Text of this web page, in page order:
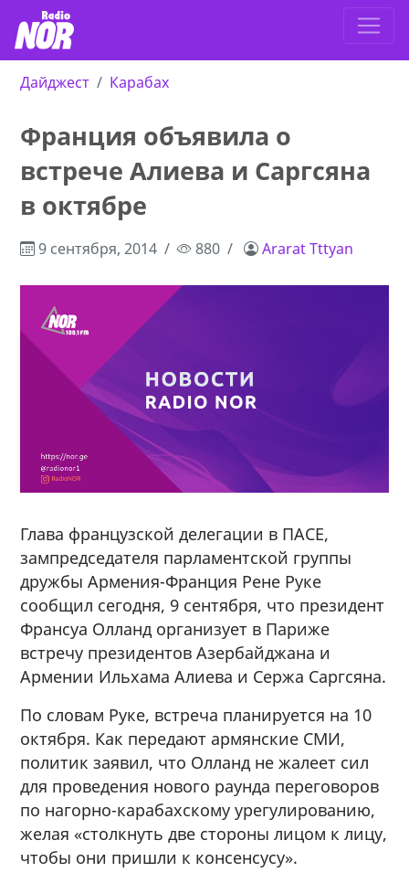
Дайджест Карабах
Франция объявила о
встрече Алиева и Саргсяна
в октябре
9 сентября, 2014 880 Ararat Tttyan
Глава французской делегации в ПАСЕ,
зампредседателя парламентской группы
дружбы Армения-Франция Рене Руке
сообщил сегодня, 9 сентября, что президент
Франсуа Олланд организует в Париже
встречу президентов Азербайджана и
Армении Ильхама Алиева и Сержа Саргсяна.
По словам Руке, встреча планируется на 10
октября. Как передают армянские СМИ,
политик заявил, что Олланд не жалеет сил
для проведения нового раунда переговоров
по нагорно-карабахскому урегулированию,
желая «столкнуть две стороны лицом к лицу,
чтобы они пришли к консенсусу».